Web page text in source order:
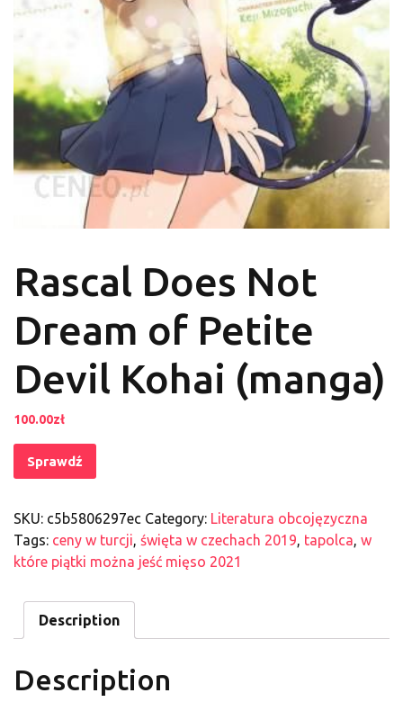
Rascal Does Not
Dream of Petite
Devil Kohai (manga)
100.00zł
Sprawdź
SKU: c5b5806297ec Category: Literatura obcojęzyczna
Tags: ceny w turcji, święta w czechach 2019, tapolca, w
które piątki można jeść mięso 2021
Description
Description